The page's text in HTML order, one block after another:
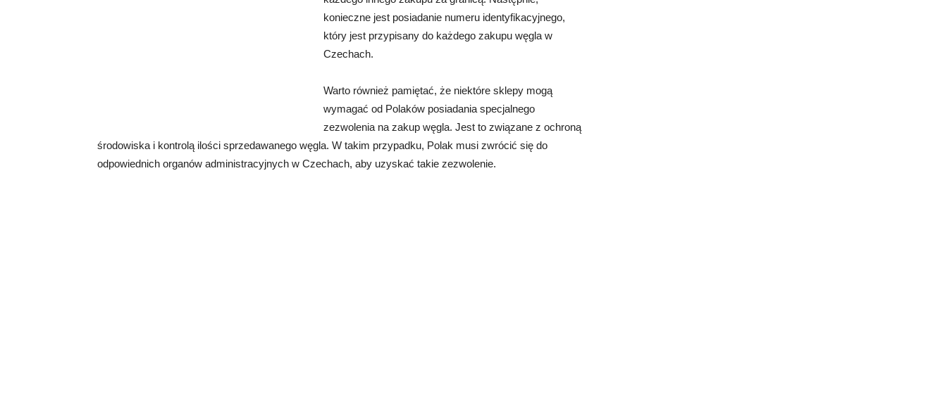
konieczne jest posiadanie numeru identyfikacyjnego,
który jest przypisany do każdego zakupu węgla w
Czechach.
Warto również pamiętać, że niektóre sklepy mogą
wymagać od Polaków posiadania specjalnego
zezwolenia na zakup węgla. Jest to związane z ochroną
środowiska i kontrolą ilości sprzedawanego węgla. W takim przypadku, Polak musi zwrócić się do
odpowiednich organów administracyjnych w Czechach, aby uzyskać takie zezwolenie.